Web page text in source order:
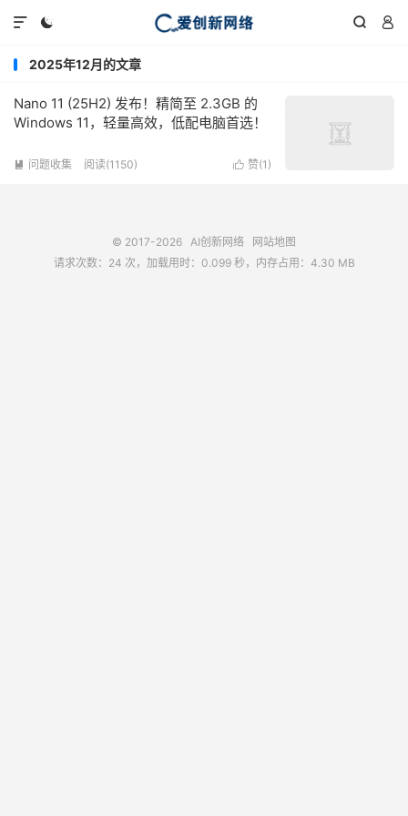
  

2025年12月的文章
Nano 11 (25H2) 发布！精简至 2.3GB 的
Windows 11，轻量高效，低配电脑首选！
 赞(1 )
 问题收集 阅读(1150)
© 2017-2026 AI创新网络
网站地图
请求次数：24 次，加载用时：0.099 秒，内存占用：4.30 MB